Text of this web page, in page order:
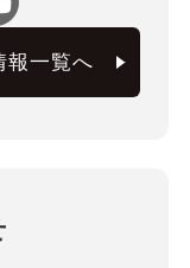
報一覧へ